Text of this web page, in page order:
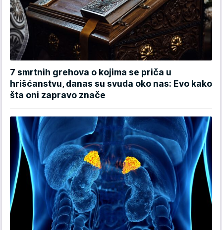
7 smrtnih grehova o kojima se priča u
hrišćanstvu, danas su svuda oko nas: Evo kako
šta oni zapravo znače